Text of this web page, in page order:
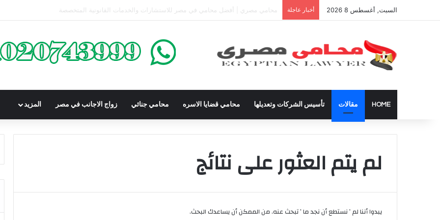
السبت, أغسطس 8 2026 أخبار عاجلة دعوى تعيين قيم على المحكوم عليه بعقوبة سالبة للحرية | الشروط والصيغة القانونية
HOME مقالات تأسيس الشركات وتعديلها محامي قضايا الاسره محامي جنائي زواج الاجانب في مصر المزيد
لم يتم العثور على نتائج
يبدوا أننا لم ’ نستطع أن نجد ما ’ تبحث عنه. من الممكن أن يساعدك البحث.